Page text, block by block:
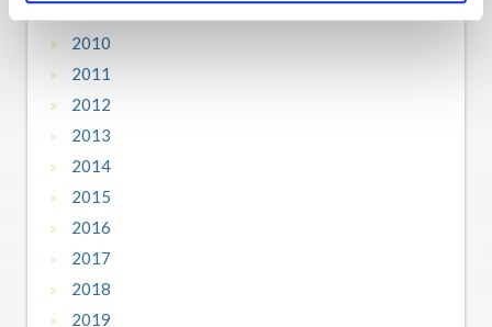
2010
2011
2012
2013
2014
2015
2016
2017
2018
2019